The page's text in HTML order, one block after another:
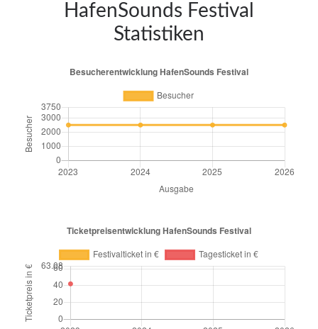
HafenSounds Festival
Statistiken